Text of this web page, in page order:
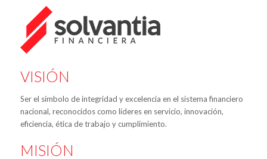
VISIÓN
Ser el símbolo de integridad y excelencia en el sistema financiero
nacional, reconocidos como líderes en servicio, innovación,
eficiencia, ética de trabajo y cumplimiento.
MISIÓN